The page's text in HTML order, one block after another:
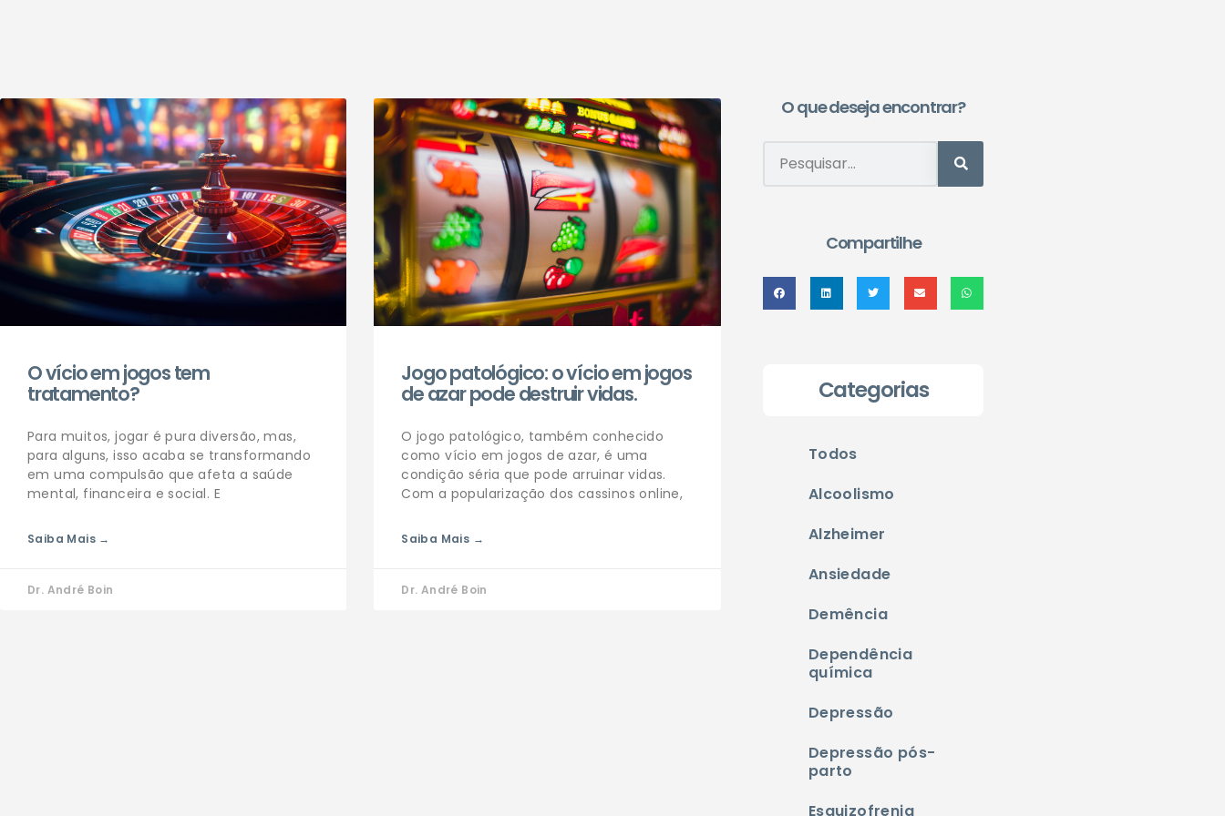
O vício em jogos tem
tratamento?
Para muitos, jogar é pura diversão, mas,
para alguns, isso acaba se transformando
em uma compulsão que afeta a saúde
mental, financeira e social. E
Saiba Mais →
Dr. André Boin
Jogo patológico: o vício em jogos
de azar pode destruir vidas.
O jogo patológico, também conhecido
como vício em jogos de azar, é uma
condição séria que pode arruinar vidas.
Com a popularização dos cassinos online,
Saiba Mais →
Dr. André Boin
O que deseja encontrar?
Compartilhe
Categorias
Todos
Alcoolismo
Alzheimer
Ansiedade
Demência
Dependência
química
Depressão
Depressão pós-
parto
Esquizofrenia